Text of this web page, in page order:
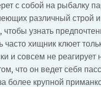
с собой на рыбалку
различный строй и
чтобы узнать
хищник клюет
и совсем не реагирует
что он ведет себя
более крупной